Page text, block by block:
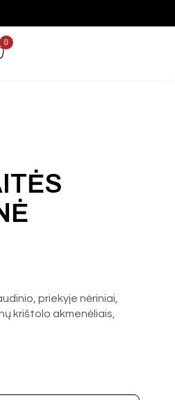
0
priekyje nėriniai,
krištolo akmenėliais,